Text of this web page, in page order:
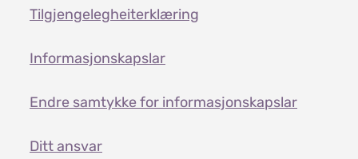
Tilgjengelegheiterklæring
Informasjonskapslar
Endre samtykke for informasjonskapslar
Ditt ansvar